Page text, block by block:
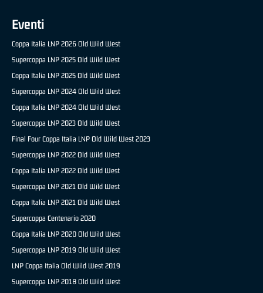
Eventi
Coppa Italia LNP 2026 Old Wild West
Supercoppa LNP 2025 Old Wild West
Coppa Italia LNP 2025 Old Wild West
Supercoppa LNP 2024 Old Wild West
Coppa Italia LNP 2024 Old Wild West
Supercoppa LNP 2023 Old Wild West
Final Four Coppa Italia LNP Old Wild West 2023
Supercoppa LNP 2022 Old Wild West
Coppa Italia LNP 2022 Old Wild West
Supercoppa LNP 2021 Old Wild West
Coppa Italia LNP 2021 Old Wild West
Supercoppa Centenario 2020
Coppa Italia LNP 2020 Old Wild West
Supercoppa LNP 2019 Old Wild West
LNP Coppa Italia Old Wild West 2019
Supercoppa LNP 2018 Old Wild West